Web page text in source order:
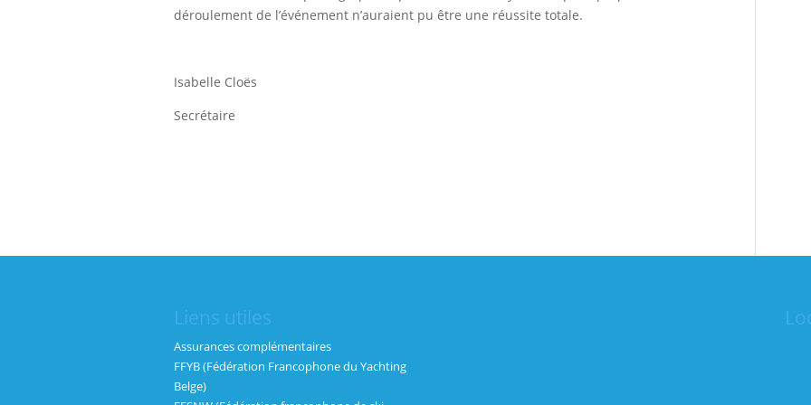
déroulement de l’événement n’auraient pu être une réussite totale.
Isabelle Cloës
Secrétaire
Liens utiles
Assurances complémentaires
FFYB (Fédération Francophone du Yachting
Belge)